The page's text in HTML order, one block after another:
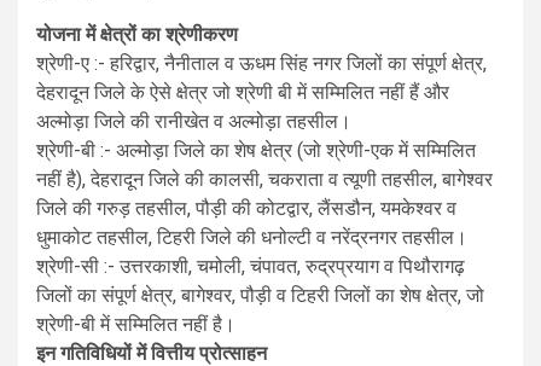
योजना में क्षेत्रों का श्रेणीकरण
श्रेणी-ए :- हरिद्वार, नैनीताल व ऊधम सिंह नगर जिलों का संपूर्ण क्षेत्र,
देहरादून जिले के ऐसे क्षेत्र जो श्रेणी बी में सम्मिलित नहीं हैं और
अल्मोड़ा जिले की रानीखेत व अल्मोड़ा तहसील।
श्रेणी-बी :- अल्मोड़ा जिले का शेष क्षेत्र (जो श्रेणी-एक में सम्मिलित
नहीं है), देहरादून जिले की कालसी, चकराता व त्यूणी तहसील, बागेश्वर
जिले की गरुड़ तहसील, पौड़ी की कोटद्वार, लैंसडौन, यमकेश्वर व
धुमाकोट तहसील, टिहरी जिले की धनोल्टी व नरेंद्रनगर तहसील।
श्रेणी-सी :- उत्तरकाशी, चमोली, चंपावत, रुद्रप्रयाग व पिथौरागढ़
जिलों का संपूर्ण क्षेत्र, बागेश्वर, पौड़ी व टिहरी जिलों का शेष क्षेत्र, जो
श्रेणी-बी में सम्मिलित नहीं है।
इन गतिविधियों में वित्तीय प्रोत्साहन